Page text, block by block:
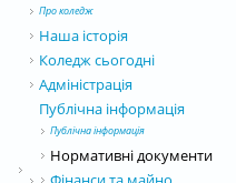
Про коледж
Наша історія
Коледж сьогодні
Адміністрація
Публічна інформація
Публічна інформація
Нормативні документи